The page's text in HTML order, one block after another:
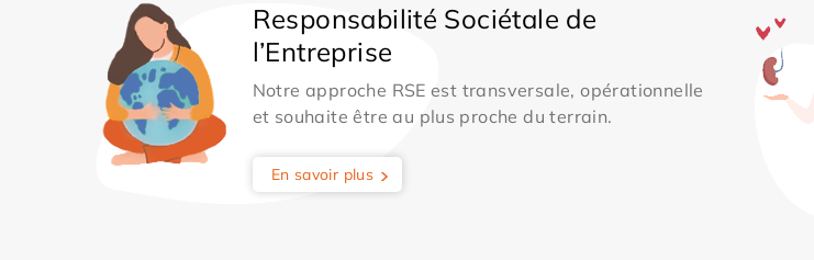
Responsabilité Sociétale de
l’Entreprise
Notre approche RSE est transversale, opérationnelle
et souhaite être au plus proche du terrain.
En savoir plus